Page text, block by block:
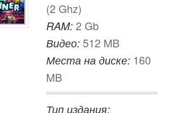
(2 Ghz)
RAM: 2 Gb
Видео: 512 MB
Места на диске: 160
MB
Тип издания: